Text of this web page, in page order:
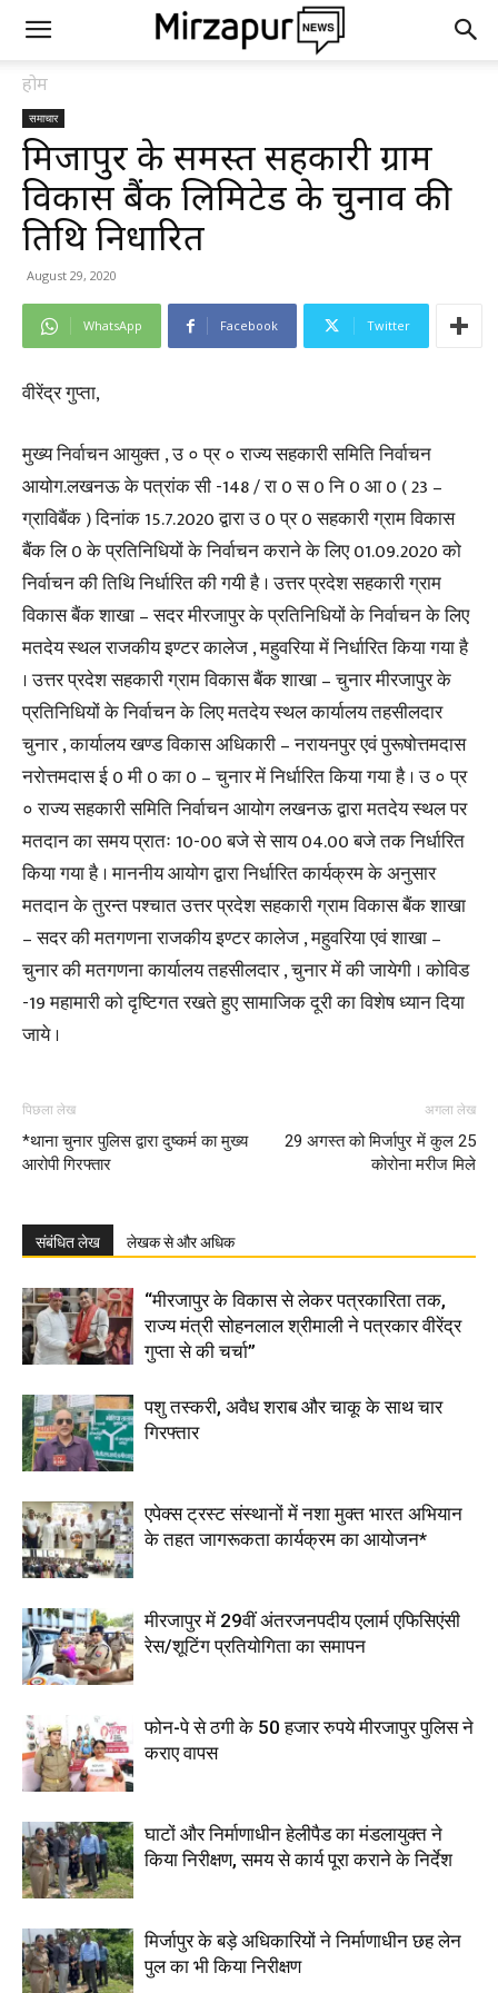
होम
समाचार
मिर्जापुर के समस्त सहकारी ग्राम
विकास बैंक लिमिटेड के चुनाव की
तिथि निर्धारित
August 29, 2020
WhatsApp Facebook Twitter
वीरेंद्र गुप्ता,
मुख्य निर्वाचन आयुक्त , उ ० प्र ० राज्य सहकारी समिति निर्वाचन
आयोग.लखनऊ के पत्रांक सी -148 / रा 0 स 0 नि 0 आ 0 ( 23 –
ग्राविबैंक ) दिनांक 15.7.2020 द्वारा उ 0 प्र 0 सहकारी ग्राम विकास
बैंक लि 0 के प्रतिनिधियों के निर्वाचन कराने के लिए 01.09.2020 को
निर्वाचन की तिथि निर्धारित की गयी है । उत्तर प्रदेश सहकारी ग्राम
विकास बैंक शाखा – सदर मीरजापुर के प्रतिनिधियों के निर्वाचन के लिए
मतदेय स्थल राजकीय इण्टर कालेज , महुवरिया में निर्धारित किया गया है
। उत्तर प्रदेश सहकारी ग्राम विकास बैंक शाखा – चुनार मीरजापुर के
प्रतिनिधियों के निर्वाचन के लिए मतदेय स्थल कार्यालय तहसीलदार
चुनार , कार्यालय खण्ड विकास अधिकारी – नरायनपुर एवं पुरूषोत्तमदास
नरोत्तमदास ई 0 मी 0 का 0 – चुनार में निर्धारित किया गया है । उ ० प्र
० राज्य सहकारी समिति निर्वाचन आयोग लखनऊ द्वारा मतदेय स्थल पर
मतदान का समय प्रातः 10-00 बजे से साय 04.00 बजे तक निर्धारित
किया गया है । माननीय आयोग द्वारा निर्धारित कार्यक्रम के अनुसार
मतदान के तुरन्त पश्चात उत्तर प्रदेश सहकारी ग्राम विकास बैंक शाखा
– सदर की मतगणना राजकीय इण्टर कालेज , महुवरिया एवं शाखा –
चुनार की मतगणना कार्यालय तहसीलदार , चुनार में की जायेगी । कोविड
-19 महामारी को दृष्टिगत रखते हुए सामाजिक दूरी का विशेष ध्यान दिया
जाये ।
पिछला लेख
*थाना चुनार पुलिस द्वारा दुष्कर्म का मुख्य
आरोपी गिरफ्तार
अगला लेख
29 अगस्त को मिर्जापुर में कुल 25
कोरोना मरीज मिले
संबंधित लेख लेखक से और अधिक
“मीरजापुर के विकास से लेकर पत्रकारिता तक,
राज्य मंत्री सोहनलाल श्रीमाली ने पत्रकार वीरेंद्र
गुप्ता से की चर्चा”
पशु तस्करी, अवैध शराब और चाकू के साथ चार
गिरफ्तार
एपेक्स ट्रस्ट संस्थानों में नशा मुक्त भारत अभियान
के तहत जागरूकता कार्यक्रम का आयोजन*
मीरजापुर में 29वीं अंतरजनपदीय एलार्म एफिसिएंसी
रेस/शूटिंग प्रतियोगिता का समापन
फोन-पे से ठगी के 50 हजार रुपये मीरजापुर पुलिस ने
कराए वापस
घाटों और निर्माणाधीन हेलीपैड का मंडलायुक्त ने
किया निरीक्षण, समय से कार्य पूरा कराने के निर्देश
मिर्जापुर के बड़े अधिकारियों ने निर्माणाधीन छह लेन
पुल का भी किया निरीक्षण